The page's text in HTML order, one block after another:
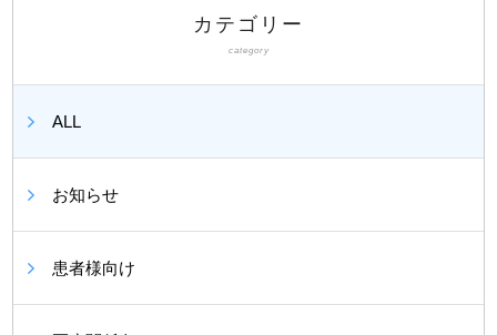
カテゴリー
category
ALL
お知らせ
患者様向け